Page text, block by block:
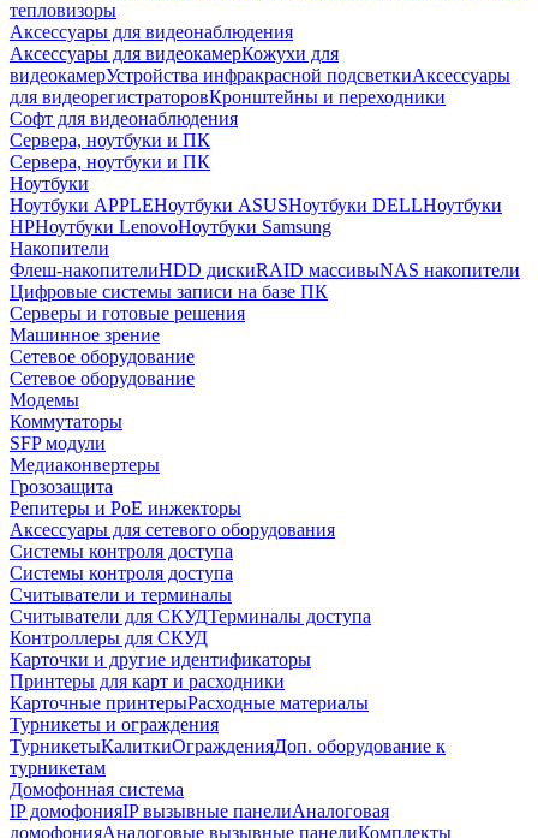
тепловизоры
Аксессуары для видеонаблюдения
Аксессуары для видеокамерКожухи для
видеокамерУстройства инфракрасной подсветкиАксессуары
для видеорегистраторовКронштейны и переходники
Софт для видеонаблюдения
Сервера, ноутбуки и ПК
Сервера, ноутбуки и ПК
Ноутбуки
Ноутбуки APPLEНоутбуки ASUSНоутбуки DELLНоутбуки
HPНоутбуки LenovoНоутбуки Samsung
Накопители
Флеш-накопителиHDD дискиRAID массивыNAS накопители
Цифровые системы записи на базе ПК
Серверы и готовые решения
Машинное зрение
Сетевое оборудование
Сетевое оборудование
Модемы
Коммутаторы
SFP модули
Медиаконвертеры
Грозозащита
Репитеры и PoE инжекторы
Аксессуары для сетевого оборудования
Системы контроля доступа
Системы контроля доступа
Считыватели и терминалы
Считыватели для СКУДТерминалы доступа
Контроллеры для СКУД
Карточки и другие идентификаторы
Принтеры для карт и расходники
Карточные принтерыРасходные материалы
Турникеты и ограждения
ТурникетыКалиткиОгражденияДоп. оборудование к
турникетам
Домофонная система
IP домофонияIP вызывные панелиАналоговая
домофонияАналоговые вызывные панелиКомплекты